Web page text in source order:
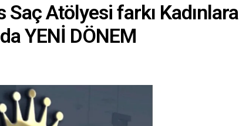
Saç Atölyesi farkı Kadınlara
YENİ DÖNEM